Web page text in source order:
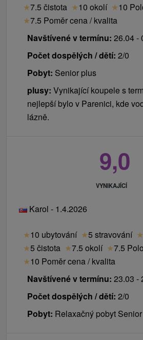
★7.5 čistota ★10 okolí ★10
★7.5 Poměr cena / kvalita
Navštívené v termínu: 26.04 -
Počet dospělých / dětí: 2/0
Pobyt: Senior plus
plusy: Vynikající koupele s
nejlepší bylo v Parenici, kde
lázně.
9,0
VYNIKAJÍCÍ
Karol - 1.4.2026
★10 ubytování ★5 stravování ★
★5 čistota ★7.5 okolí ★7.5
★10 Poměr cena / kvalita
Navštívené v termínu: 23.03 -
Počet dospělých / dětí: 2/0
Pobyt: Relaxačný pobyt